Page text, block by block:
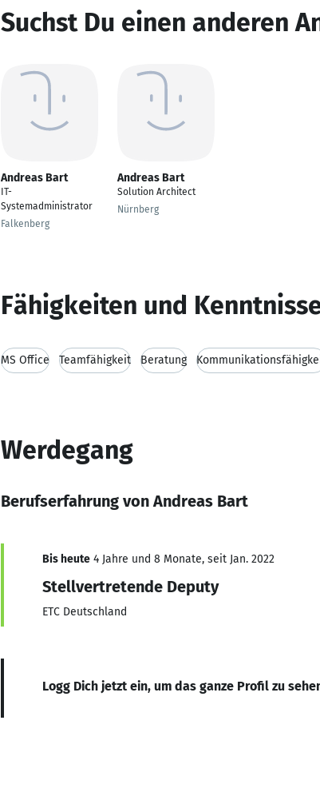
Suchst Du einen anderen
Andreas Bart
IT-
Systemadministrator
Falkenberg
Andreas Bart
Solution Architect
Nürnberg
Fähigkeiten und
MS Office Teamfähigkeit Beratung
Werdegang
Berufserfahrung von Andreas Bart
Bis heute 4 Jahre und 8 Monate, seit Jan. 2022
Stellvertretende Deputy
ETC Deutschland
Logg Dich jetzt ein, um das ganze Profil zu